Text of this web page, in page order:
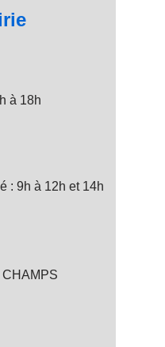
à 18h
: 9h à 12h et 14h